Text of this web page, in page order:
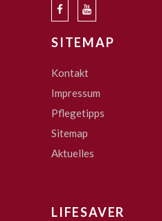
SITEMAP
Kontakt
Impressum
Pflegetipps
Sitemap
Aktuelles
LIFESAVER